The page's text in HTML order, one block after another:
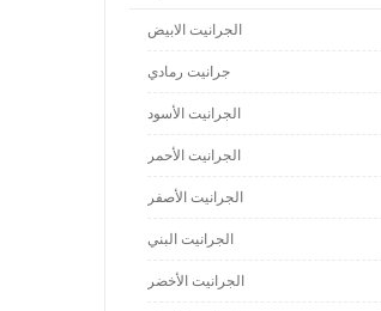
الجرانيت الابيض
جرانيت رمادي
الجرانيت الأسود
الجرانيت الأحمر
الجرانيت الأصفر
الجرانيت البني
الجرانيت الأخضر